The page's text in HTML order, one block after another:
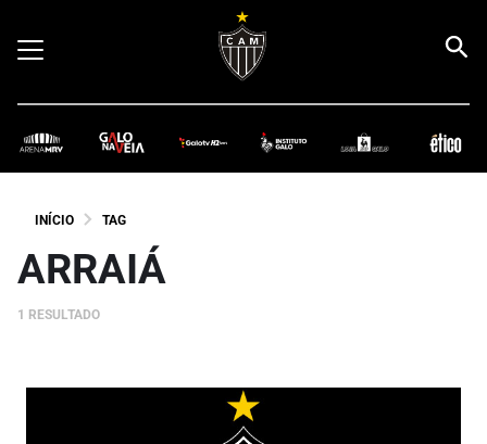
INÍCIO TAG
ARRAIÁ
1 RESULTADO